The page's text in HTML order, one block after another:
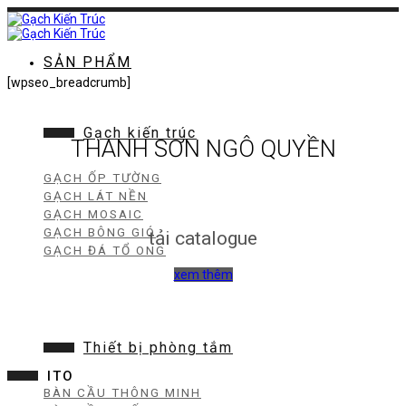
Chuyển
đến
nội
SẢN PHẨM
Gạch kiến trúc
GẠCH ỐP TƯỜNG
GẠCH LÁT NỀN
GẠCH MOSAIC
GẠCH BÔNG GIÓ
GẠCH ĐÁ TỔ ONG
Thiết bị phòng tắm
BÀN CẦU THÔNG MINH
[wpseo_breadcrumb]
THANH SƠN NGÔ QUYỀN
tải catalogue
xem thêm
ITO